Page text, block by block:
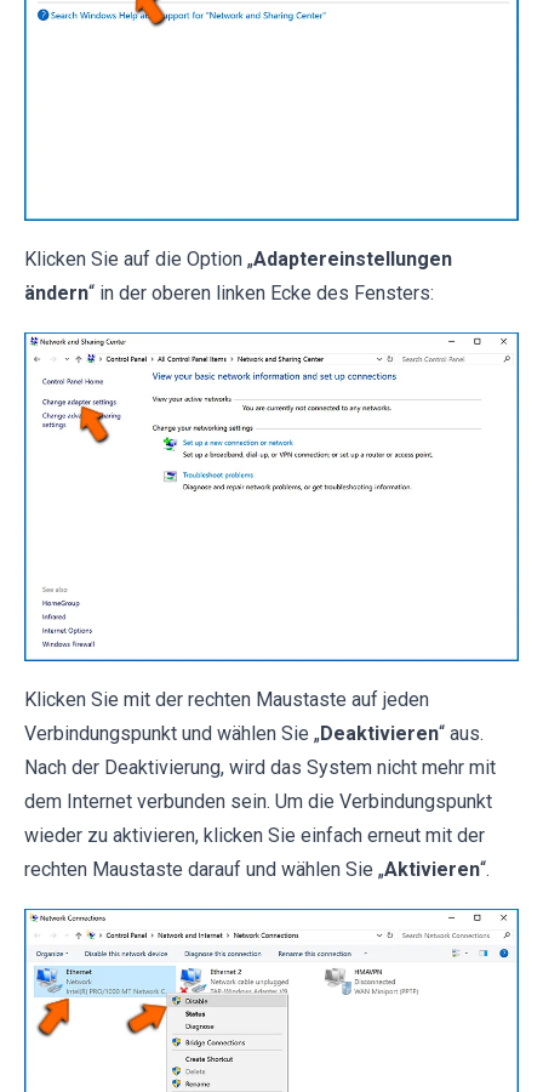
Klicken Sie auf die Option „Adaptereinstellungen
ändern“ in der oberen linken Ecke des Fensters:
Klicken Sie mit der rechten Maustaste auf jeden
Verbindungspunkt und wählen Sie „Deaktivieren“ aus.
Nach der Deaktivierung, wird das System nicht mehr mit
dem Internet verbunden sein. Um die Verbindungspunkt
wieder zu aktivieren, klicken Sie einfach erneut mit der
rechten Maustaste darauf und wählen Sie „Aktivieren“.